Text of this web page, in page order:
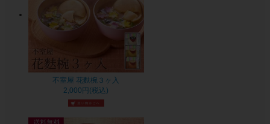
不室屋 花麩椀３ヶ入
2,000円(税込)